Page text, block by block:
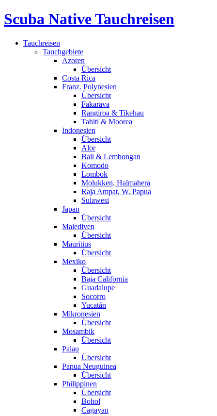
Scuba Native Tauchreisen
Tauchreisen
Tauchgebiete
Azoren
Übersicht
Costa Rica
Franz. Polynesien
Übersicht
Fakarava
Rangiroa & Tikehau
Tahiti & Moorea
Indonesien
Übersicht
Alor
Bali & Lembongan
Komodo
Lombok
Molukken, Halmahera
Raja Ampat, W. Papua
Sulawesi
Japan
Übersicht
Malediven
Übersicht
Mauritius
Übersicht
Mexiko
Übersicht
Baja California
Guadalupe
Socorro
Yucatán
Mikronesien
Übersicht
Mosambik
Übersicht
Palau
Übersicht
Papua Neuguinea
Übersicht
Philippinen
Übersicht
Bohol
Cagayan